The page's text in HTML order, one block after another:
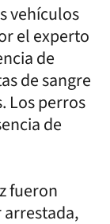
vehículos
el experto
de
de sangre
Los perros
de
fueron
arrestada,